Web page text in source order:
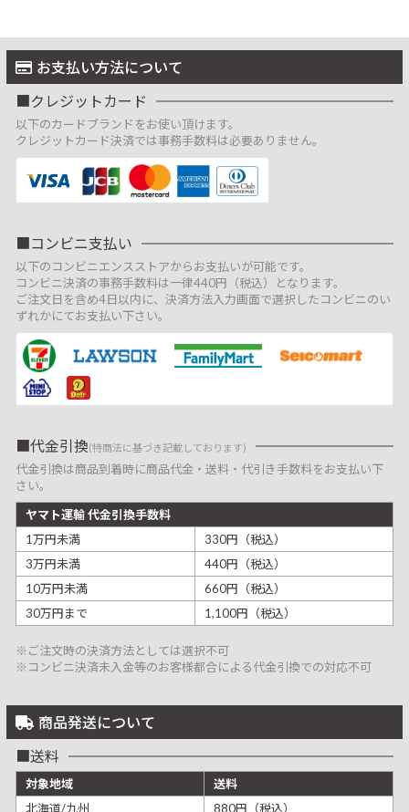
お支払い方法について
クレジットカード
以下のカードブランドをお使い頂けます。
クレジットカード決済では事務手数料は必要ありません。
コンビニ支払い
以下のコンビニエンスストアからお支払いが可能です。
コンビニ決済の事務手数料は一律440円（税込）となります。
ご注文日を含め4日以内に、決済方法入力画面で選択したコンビニのい
ずれかにてお支払い下さい。
代金引換(特商法に基づき記載しております)
代金引換は商品到着時に商品代金・送料・代引き手数料をお支払い下
さい。
ヤマト運輸 代金引換手数料
1万円未満
330円（税込）
3万円未満
440円（税込）
10万円未満
660円（税込）
30万円まで
1,100円（税込）
※ご注文時の決済方法としては選択不可
※コンビニ決済未入金等のお客様都合による代金引換での対応不可
商品発送について
送料
対象地域
送料
北海道/九州
880円（税込）